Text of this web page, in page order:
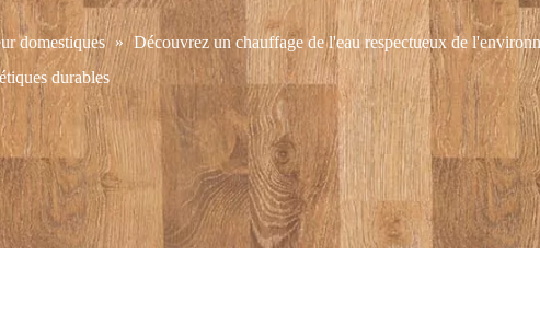
domestiques » Découvrez un chauffage de l'eau respectueux de
durables